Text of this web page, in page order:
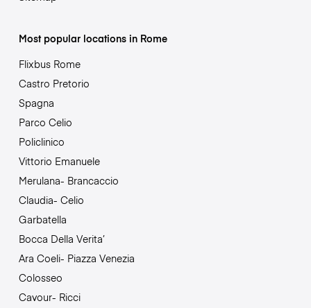
Most popular locations in Rome
Flixbus Rome
Castro Pretorio
Spagna
Parco Celio
Policlinico
Vittorio Emanuele
Merulana- Brancaccio
Claudia- Celio
Garbatella
Bocca Della Verita’
Ara Coeli- Piazza Venezia
Colosseo
Cavour- Ricci